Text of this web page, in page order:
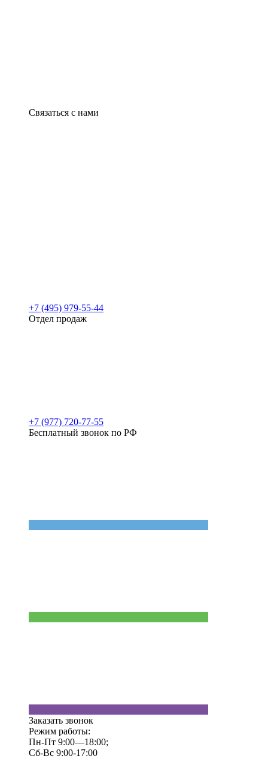
Связаться с нами
+7 (495) 979-55-44
Отдел продаж
+7 (977) 720-77-55
Бесплатный звонок по РФ
Заказать звонок
Режим работы:
Пн-Пт 9:00—18:00;
Сб-Вс 9:00-17:00